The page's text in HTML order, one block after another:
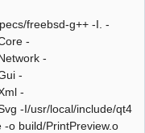
freebsd-g++ -I. -
-
-
-
-
-I/usr/local/include/qt4
o build/PrintPreview.o